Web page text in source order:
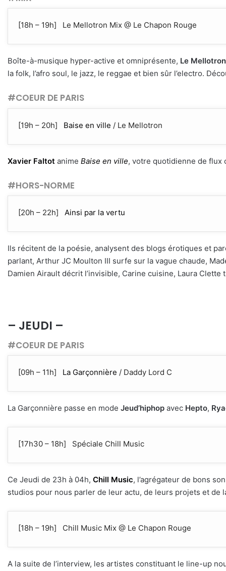
[18h – 19h] Le Mellotron Mix @ Le Chapon Rouge
Boîte-à-musique hyper-active et omniprésente, Le Mellotron
la folk, l’afro soul, le jazz, le reggae et bien sûr l’electro.
#COEUR DE PARIS
[19h – 20h] Baise en ville / Le Mellotron
Xavier Faltot anime Baise en ville, votre quotidienne de flux
#HORS-NORME
[20h – 22h] Ainsi par la vertu
Ils récitent de la poésie, analysent des blogs érotiques et
parlant, Arthur JC Moulton III surfe sur la vague chaude,
Damien Airault décrit l’invisible, Carine cuisine, Laura
– JEUDI –
#COEUR DE PARIS
[09h – 11h] La Garçonnière / Daddy Lord C
La Garçonnière passe en mode Jeud’hiphop avec Hepto,
[17h30 – 18h] Spéciale Chill Music
Ce Jeudi de 23h à 04h, Chill Music, l’agrégateur de bons
studios pour nous parler de leur actu, de leurs projets et de
[18h – 19h] Chill Music Mix @ Le Chapon Rouge
A la suite de l’interview, les artistes constituant le line-up